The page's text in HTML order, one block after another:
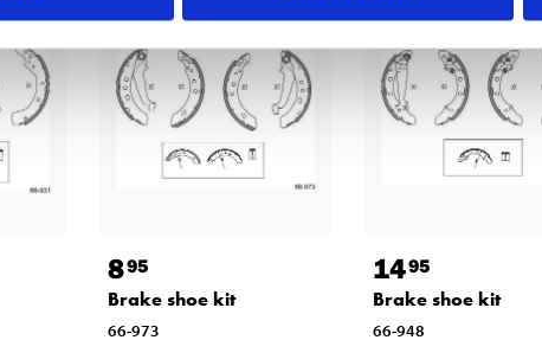
895
Brake shoe kit
66-973
1495
Brake shoe kit
66-948